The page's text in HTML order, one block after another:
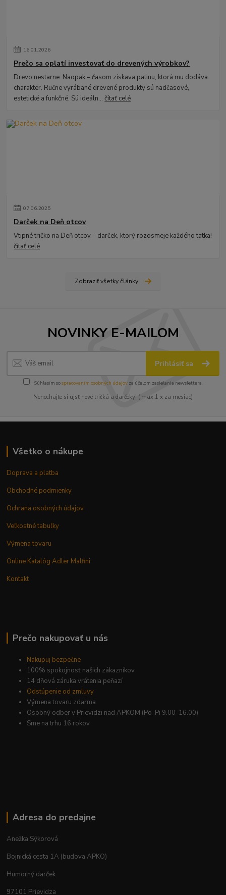
16.01.2026
Prečo sa oplatí investovať do drevených výrobkov?
Drevo nestarne. Naopak – časom získava patinu, ktorá mu dodáva
charakter. Ručne vyrábané drevené produkty sú nadčasové,
estetické a funkčné. Sú ideáln...čítať celé
07.06.2025
Darček na Deň otcov
Vtipné tričko na Deň otcov – darček, ktorý rozosmeje každého tatka!
čítať celé
Zobraziť všetky články
NOVINKY E-MAILOM
Prihlásiť sa
Súhlasím sospracovaním osobných údajov za účelom zasielania newslettera.
Nenechajte si ujsť nové tričká a darčeky! ( max.1 x za mesiac)
Všetko o nákupe
Doprava a platba
Obchodné podmienky
Ochrana osobných údajov
Veľkostné tabuľky
Výmena tovaru
Online Katalóg Adler Malfini
Kontakt
Prečo nakupovať u nás
Nakupuj bezpečne
100% spokojnosť našich zákazníkov
14 dňová záruka vrátenia peňazí
Odstúpenie od zmluvy
Výmena tovaru zdarma
Osobný odber v Prievidzi nad APKOM (Po-Pi 9.00-16.00)
Sme na trhu 16 rokov
Adresa do predajne
Anežka Sýkorová
Bojnická cesta 1A (budova APKO)
Humorný darček
97101 Prievidza